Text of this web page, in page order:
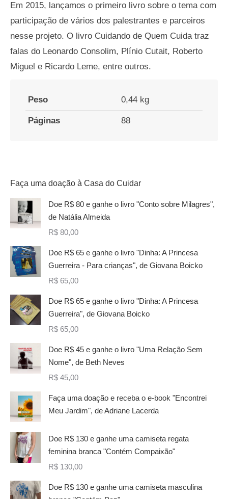
Em 2015, lançamos o primeiro livro sobre o tema com
participação de vários dos palestrantes e parceiros
nesse projeto. O livro Cuidando de Quem Cuida traz
falas do Leonardo Consolim, Plínio Cutait, Roberto
Miguel e Ricardo Leme, entre outros.
Peso 0,44 kg
Páginas 88
Faça uma doação à Casa do Cuidar
Doe R$ 80 e ganhe o livro "Conto sobre Milagres",
de Natália Almeida
R$ 80,00
Doe R$ 65 e ganhe o livro "Dinha: A Princesa
Guerreira - Para crianças", de Giovana Boicko
R$ 65,00
Doe R$ 65 e ganhe o livro "Dinha: A Princesa
Guerreira", de Giovana Boicko
R$ 65,00
Doe R$ 45 e ganhe o livro "Uma Relação Sem
Nome", de Beth Neves
R$ 45,00
Faça uma doação e receba o e-book "Encontrei
Meu Jardim", de Adriane Lacerda
Doe R$ 130 e ganhe uma camiseta regata
feminina branca "Contém Compaixão"
R$ 130,00
Doe R$ 130 e ganhe uma camiseta masculina